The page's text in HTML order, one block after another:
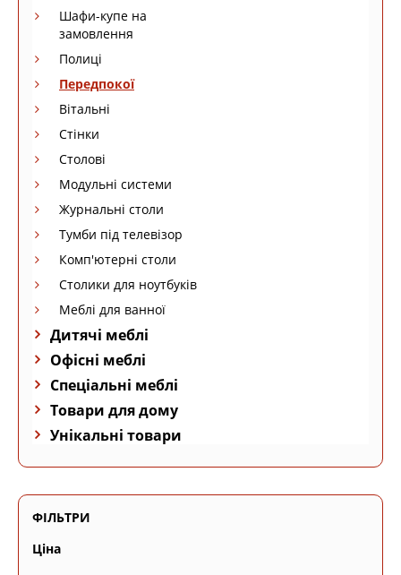
Шафи-купе на
замовлення
Полиці
Передпокої
Вітальні
Стінки
Столові
Модульні системи
Журнальні столи
Тумби під телевізор
Комп'ютерні столи
Столики для ноутбуків
Меблі для ванної
Дитячі меблі
Офісні меблі
Спеціальні меблі
Товари для дому
Унікальні товари
ФІЛЬТРИ
Ціна